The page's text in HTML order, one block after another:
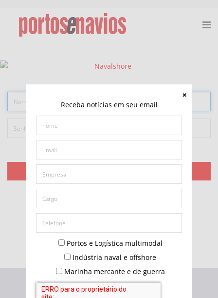
Receba notícias em seu email
Portos e Logística multimodal
Indústria naval e offshore
Marinha mercante e de guerra
Esqueceu seu usuário?